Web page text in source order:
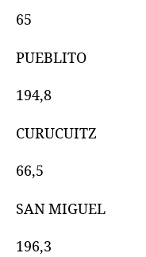
65
PUEBLITO
194,8
CURUCUITZ
66,5
SAN MIGUEL
196,3